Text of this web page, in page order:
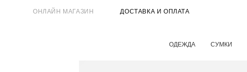
ОНЛАЙН МАГАЗИН ДОСТАВКА И ОПЛАТА
ОДЕЖДА СУМКИ